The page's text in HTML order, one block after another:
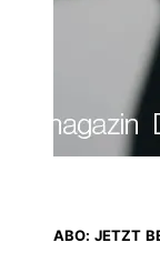
ABO: JETZT